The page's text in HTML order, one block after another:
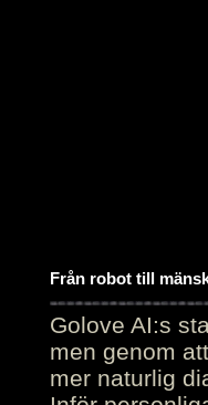
Från robot till
Golove AI:s
men genom
mer naturlig